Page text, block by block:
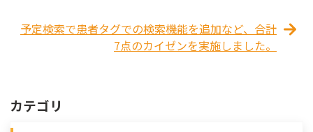
予定検索で患者タグでの検索機能を追加など、合計
7点のカイゼンを実施しました。
カテゴリ